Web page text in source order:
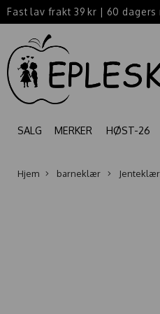
Fast lav frakt 39 kr | 60
SALG MERKER HØST-26
Hjem barneklær Jenteklær